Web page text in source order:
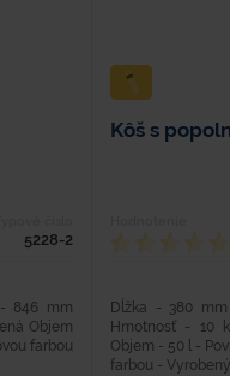
5228-2
846 mm
Objem
farbou
Kôš s
Dĺžka - 380
Hmotnosť - 10
Objem - 50 l -
farbou - Vyrobený